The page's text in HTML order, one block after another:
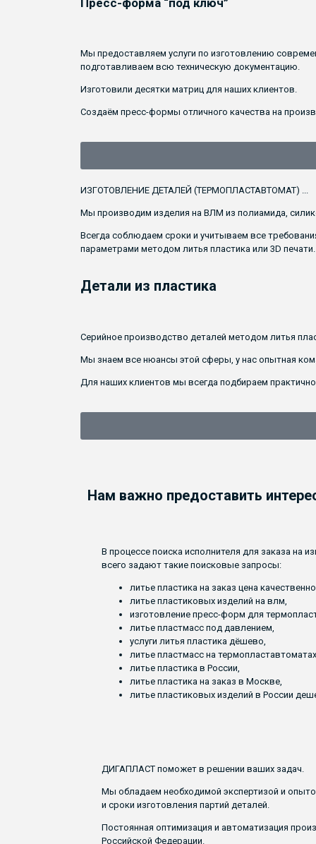
Мы предоставляем услуги по изготовлению
подготавливаем всю техническую документацию.
Изготовили десятки матриц для наших клиентов.
Создаём пресс-формы отличного качества на
ИЗГОТОВЛЕНИЕ ДЕТАЛЕЙ (ТЕРМОПЛАСТАВТОМАТ)​ ...
Мы производим изделия на ВЛМ из полиамида,
Всегда соблюдаем сроки и учитываем все
параметрами методом литья пластика или 3D печати.
Детали из пластика
Серийное производство деталей методом литья
Мы знаем все нюансы этой сферы, у нас опытная
Для наших клиентов мы всегда подбираем
Нам важно предоставить
В процессе поиска исполнителя для заказа на
всего задают такие поисковые запросы:
литье пластика на заказ цена
литье пластиковых изделий на влм,
изготовление пресс-форм для
литье пластмасс под давлением,
услуги литья пластика дёшево,
литье пластмасс на
литье пластика в России,
литье пластика на заказ в Москве,
литье пластиковых изделий в России
ДИГАПЛАСТ поможет в решении ваших задач.
Мы обладаем необходимой экспертизой и
и сроки изготовления партий деталей.
Постоянная оптимизация и автоматизация
Российской Федерации.